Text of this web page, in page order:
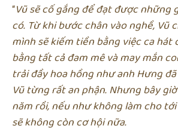
“Vũ sẽ cố gắng để đạt được những
có. Từ khi bước chân vào nghề, Vũ
mình sẽ kiếm tiền bằng việc ca hát
bằng tất cả đam mê và may mắn
trải đầy hoa hồng như anh Hưng đã
Vũ từng rất an phận. Nhưng bây
năm rồi, nếu như không làm cho
sẽ không còn cơ hội nữa.